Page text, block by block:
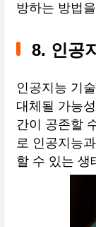
방하는 방법
8. 인공
인공지능 기
대체될 가능
간이 공존할
로 인공지능
할 수 있는 생